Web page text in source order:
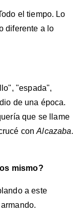
el tiempo. Lo
diferente a lo
"espada",
de una época.
que se llame
conAlcazaba.
mismo?
a este